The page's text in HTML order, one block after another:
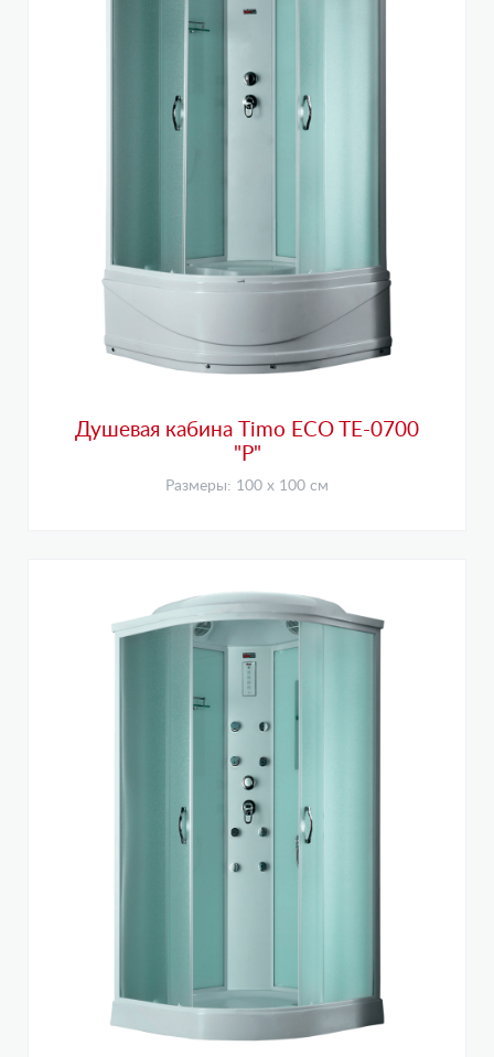
Душевая кабина Timo ECO TE-0700
"Р"
Размеры: 100 х 100 см